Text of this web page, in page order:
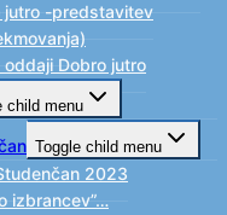
jutro -predstavitev
oddaji Dobro jutro
child menu
Toggle child menu
2023
izbrancev”…